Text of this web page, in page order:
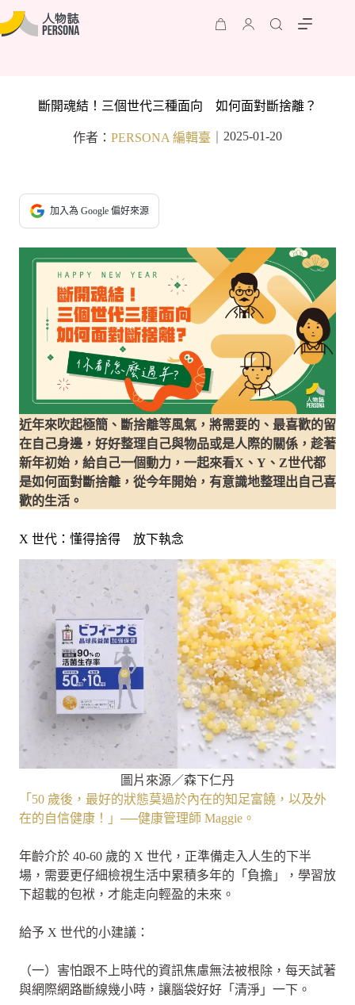
斷開魂結！三個世代三種面向 如何面對斷捨離？
作者： PERSONA 編輯臺 2025-01-20
加入為 Google 偏好來源
近年來吹起極簡、斷捨離等風氣，將需要的、最喜歡的留
在自己身邊，好好整理自己與物品或是人際的關係，趁著
新年初始，給自己一個動力，一起來看X、Y、Z世代都
是如何面對斷捨離，從今年開始，有意識地整理出自己喜
歡的生活。
X 世代：懂得捨得 放下執念
圖片來源／森下仁丹
「50 歲後，最好的狀態莫過於內在的知足富饒，以及外
在的自信健康！」──健康管理師 Maggie。
年齡介於 40-60 歲的 X 世代，正準備走入人生的下半
場，需要更仔細檢視生活中累積多年的「負擔」，學習放
下超載的包袱，才能走向輕盈的未來。
給予 X 世代的小建議：
（一）害怕跟不上時代的資訊焦慮無法被根除，每天試著
與網際網路斷線幾小時，讓腦袋好好「清淨」一下。